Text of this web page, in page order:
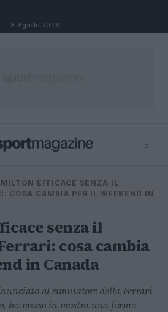
8 Agosto 2026
⌕
EFFICACE SENZA IL
COSA CAMBIA PER IL WEEKEND IN
senza il
cosa cambia
in Canada
al simulatore della Ferrari
ha messo in mostra una forma